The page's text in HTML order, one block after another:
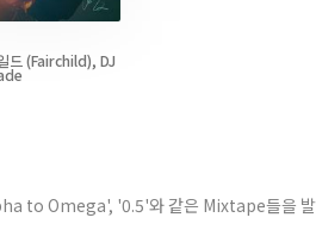
드 (Fairchild), DJ
to Omega', '0.5'와 같은 Mixtape들을 발